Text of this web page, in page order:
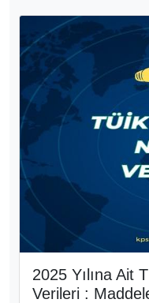
2025 Yılına Ait
Verileri :